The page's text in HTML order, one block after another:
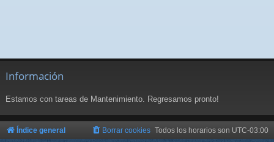
Información
Estamos con tareas de Mantenimiento. Regresamos pronto!
Índice general Todos los horarios son UTC-03:00
Borrar cookies